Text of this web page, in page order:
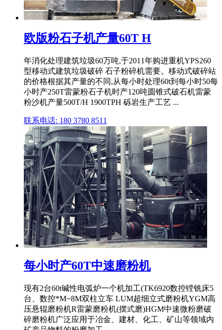
欧版粉石子机产量60T H
年消化处理建筑垃圾60万吨,于2011年购进重机YPS260
型移动式建筑垃圾破碎 石子粉碎机需要。移动式破碎站
的价格根据其产量的不同,从每小时处理60t到每小时50每
小时产250T雷蒙粉石子机时产120吨圆锥式破石机雷蒙
粉沙机产量500T/H 1900TPH 砾岩生产工艺 ...
联系电话: 180 3780 8511
每小时产60T中速磨粉机
现有2台60t碱性电弧炉一个机加工(TK6920数控镗铣床5
台、数控*M~8M双柱立车 LUM超细立式磨粉机YGM高
压悬辊磨粉机R雷蒙磨粉机(摆式磨)HGM中速微粉磨破
碎磨粉机广泛应用于冶金、建材、化工、矿山等领域内